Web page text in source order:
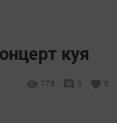
куя
773 0 0